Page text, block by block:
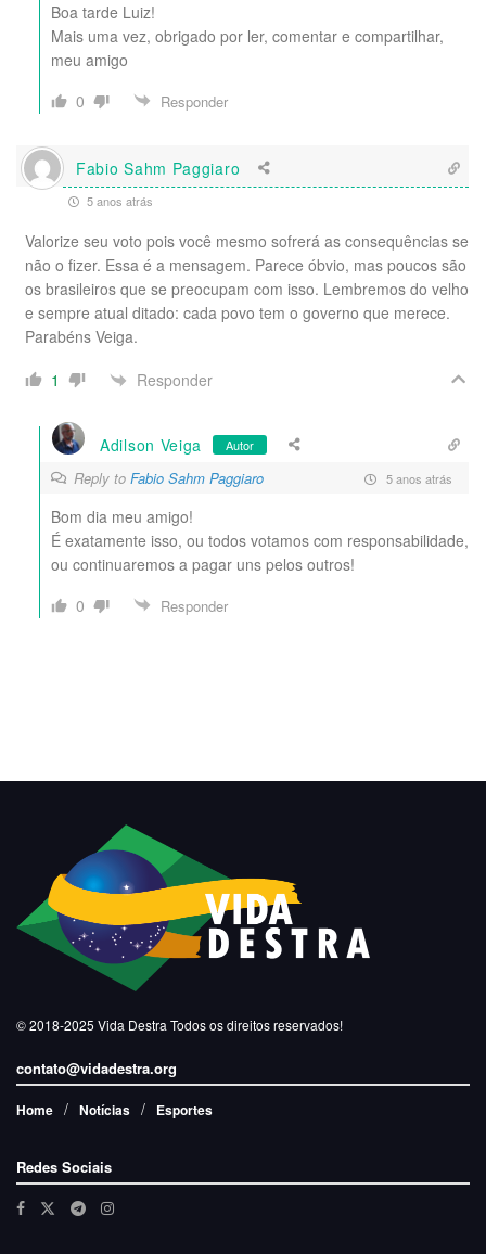
Boa tarde Luiz!
Mais uma vez, obrigado por ler, comentar e compartilhar,
meu amigo
0
Responder
Fabio Sahm Paggiaro
5 anos atrás
Valorize seu voto pois você mesmo sofrerá as consequências se
não o fizer. Essa é a mensagem. Parece óbvio, mas poucos são
os brasileiros que se preocupam com isso. Lembremos do velho
e sempre atual ditado: cada povo tem o governo que merece.
Parabéns Veiga.
1
Responder
Adilson Veiga Autor
Reply to Fabio Sahm Paggiaro 5 anos atrás
Bom dia meu amigo!
É exatamente isso, ou todos votamos com responsabilidade,
ou continuaremos a pagar uns pelos outros!
0
Responder
© 2018-2025 Vida Destra Todos os direitos reservados!
contato@vidadestra.org
Home Notícias Esportes
Redes Sociais